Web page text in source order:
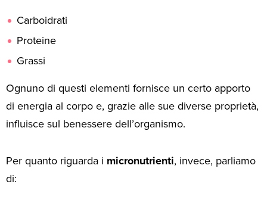
Carboidrati
Proteine
Grassi
Ognuno di questi elementi fornisce un certo apporto
di energia al corpo e, grazie alle sue diverse proprietà,
influisce sul benessere dell’organismo.
Per quanto riguarda i micronutrienti, invece, parliamo
di: